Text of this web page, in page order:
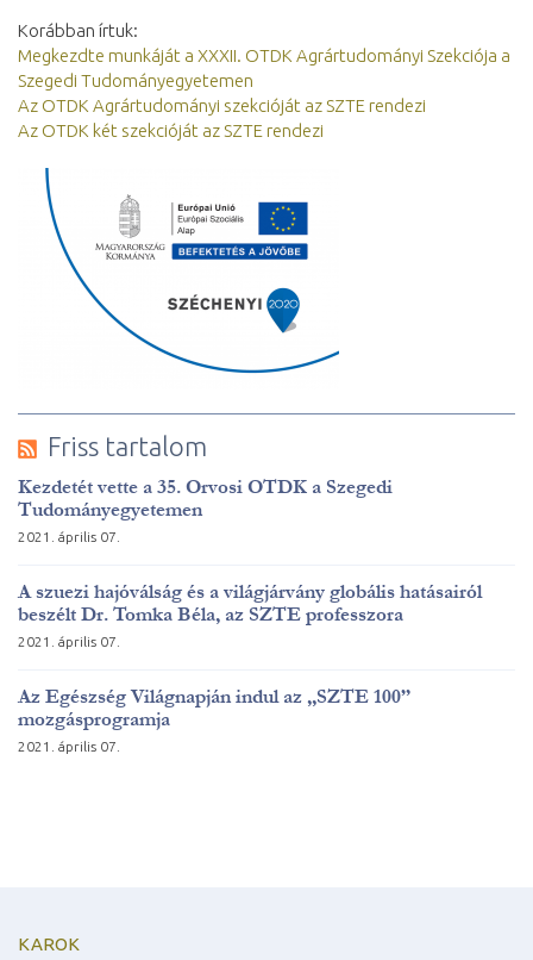
Korábban írtuk:
Megkezdte munkáját a XXXII. OTDK Agrártudományi Szekciója a
Szegedi Tudományegyetemen
Az OTDK Agrártudományi szekcióját az SZTE rendezi
Az OTDK két szekcióját az SZTE rendezi
Friss tartalom
Kezdetét vette a 35. Orvosi OTDK a Szegedi
Tudományegyetemen
2021. április 07.
A szuezi hajóválság és a világjárvány globális hatásairól
beszélt Dr. Tomka Béla, az SZTE professzora
2021. április 07.
Az Egészség Világnapján indul az „SZTE 100”
mozgásprogramja
2021. április 07.
KAROK